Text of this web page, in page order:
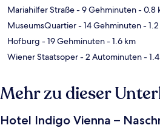
Mariahilfer Straße- 9 Gehminuten- 0.8
MuseumsQuartier- 14 Gehminuten-
Hofburg - 19 Gehminuten- 1.6 km
Wiener Staatsoper- 2 Autominuten-
Mehr zu dieser
Hotel Indigo Vienna –